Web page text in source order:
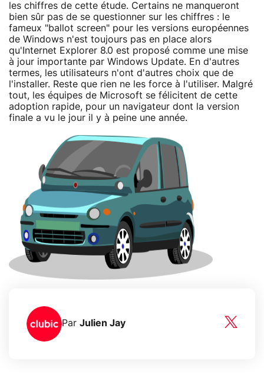
les chiffres de cette étude. Certains ne manqueront
bien sûr pas de se questionner sur les chiffres : le
fameux "ballot screen" pour les versions européennes
de Windows n'est toujours pas en place alors
qu'Internet Explorer 8.0 est proposé comme une mise
à jour importante par Windows Update. En d'autres
termes, les utilisateurs n'ont d'autres choix que de
l'installer. Reste que rien ne les force à l'utiliser. Malgré
tout, les équipes de Microsoft se félicitent de cette
adoption rapide, pour un navigateur dont la version
finale a vu le jour il y à peine une année.
Par Julien Jay